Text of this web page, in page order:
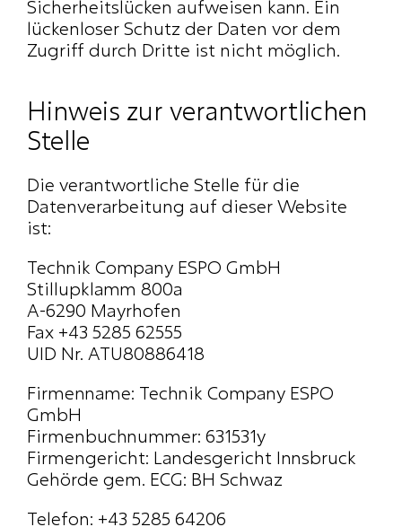
Sicherheitslücken aufweisen kann. Ein
lückenloser Schutz der Daten vor dem
Zugriff durch Dritte ist nicht möglich.
Hinweis zur verantwortlichen
Stelle
Die verantwortliche Stelle für die
Datenverarbeitung auf dieser Website
ist:
Technik Company ESPO GmbH
Stillupklamm 800a
A-6290 Mayrhofen
Fax +43 5285 62555
UID Nr. ATU80886418
Firmenname: Technik Company ESPO
GmbH
Firmenbuchnummer: 631531y
Firmengericht: Landesgericht Innsbruck
Gehörde gem. ECG: BH Schwaz
Telefon: +43 5285 64206